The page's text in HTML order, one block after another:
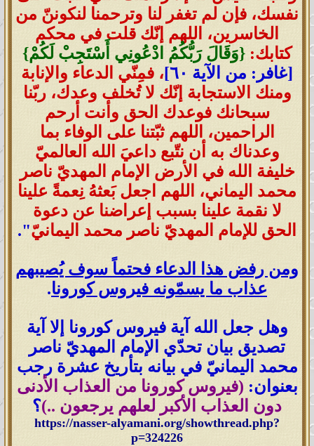
نفسك، فإن لم تغفر لنا وترحمنا لنكوننّ من
الخاسرين، اللهم إنّك قلت في محكم
كتابك: {وَقَالَ رَبُّكُمُ ادْعُونِي أَسْتَجِبْ لَكُمْ}
[غافر: من الآية ٦٠]
، فمِنّي الدعاء والإنابة
ومنك الاستجابة إنّك لا تُخلف وعدك، ربّنا
سبحانك فوعدك الحق وأنت أرحم
الراحمين، اللهم ثبّتنا على الوفاء بما
وعدناك به أن نتّبع داعيَ الله العالميّ
خليفة الله في الأرض الإمام المهديّ ناصر
محمد اليماني، اللهم اجعل بَعثهُ نِعمةً علينا
لا نقمة علينا بسبب إعراضنا عن دعوة
الحق للإمام المهديّ ناصر محمد اليمانيّ"
.
ومن رفض هذا الدعاء فحتماً سوف يُصيبهم
عذاب ما يسمّونه فيروس كورونا.
وهل جعل الله آية فيروس كورونا إلا آية
تصديق بيان تحدّي الإمام المهديّ ناصر
محمد اليمانيّ في بيانه بتأريخ عشرة رجب
بعنوان: (فيروس كورونا من العذاب الأدنى
دون العذاب الأكبر لعلهم يرجعون ..)؟
https://nasser-alyamani.org/showthread.php?
p=324226